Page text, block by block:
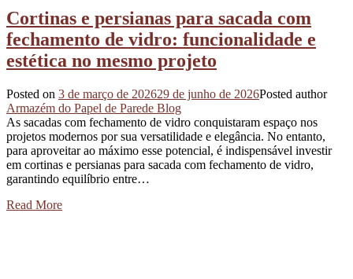
Cortinas e persianas para sacada com
fechamento de vidro: funcionalidade e
estética no mesmo projeto
Posted on 3 de março de 202629 de junho de 2026Posted author
Armazém do Papel de Parede Blog
As sacadas com fechamento de vidro conquistaram espaço nos
projetos modernos por sua versatilidade e elegância. No entanto,
para aproveitar ao máximo esse potencial, é indispensável investir
em cortinas e persianas para sacada com fechamento de vidro,
garantindo equilíbrio entre…
Read More